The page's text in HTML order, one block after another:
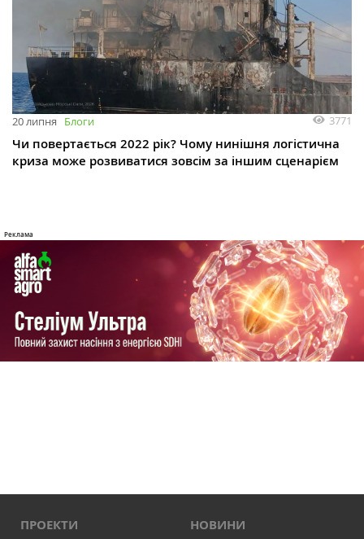
20 липня Блоги 3771
Чи повертається 2022 рік? Чому нинішня логістична
криза може розвиватися зовсім за іншим сценарієм
ПРОЕКТИ НОВИНИ